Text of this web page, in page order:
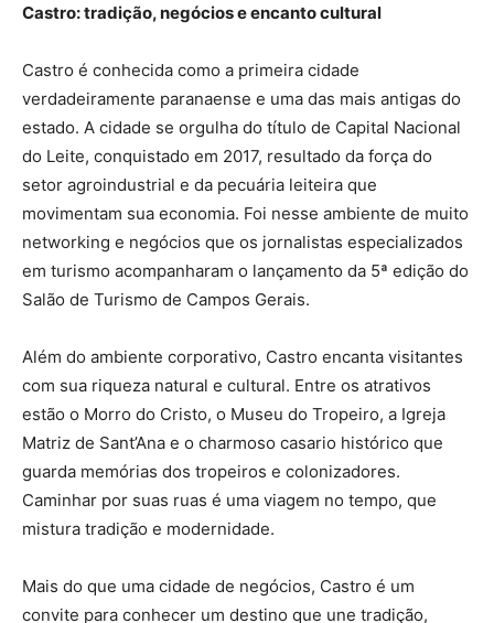
Castro: tradição, negócios e encanto cultural
Castro é conhecida como a primeira cidade
verdadeiramente paranaense e uma das mais antigas do
estado. A cidade se orgulha do título de Capital Nacional
do Leite, conquistado em 2017, resultado da força do
setor agroindustrial e da pecuária leiteira que
movimentam sua economia. Foi nesse ambiente de muito
networking e negócios que os jornalistas especializados
em turismo acompanharam o lançamento da 5ª edição do
Salão de Turismo de Campos Gerais.
Além do ambiente corporativo, Castro encanta visitantes
com sua riqueza natural e cultural. Entre os atrativos
estão o Morro do Cristo, o Museu do Tropeiro, a Igreja
Matriz de Sant’Ana e o charmoso casario histórico que
guarda memórias dos tropeiros e colonizadores.
Caminhar por suas ruas é uma viagem no tempo, que
mistura tradição e modernidade.
Mais do que uma cidade de negócios, Castro é um
convite para conhecer um destino que une tradição,